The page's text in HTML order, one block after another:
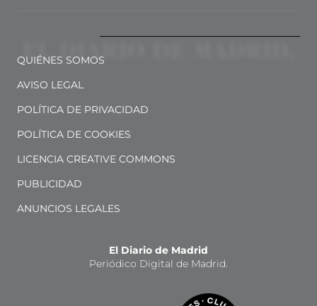
QUIÉNES SOMOS
AVISO LEGAL
POLÍTICA DE PRIVACIDAD
POLÍTICA DE COOKIES
LICENCIA CREATIVE COMMONS
PUBLICIDAD
ANUNCIOS LEGALES
El Diario de Madrid
Periódico Digital de Madrid.